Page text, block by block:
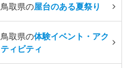
鳥取県の屋台のある夏祭り
鳥取県の体験イベント・アク
ティビティ